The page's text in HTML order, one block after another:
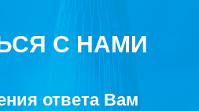
С НАМИ
ответа Вам